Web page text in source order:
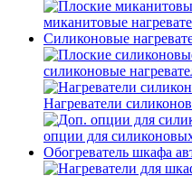
миканитовые
Силиконовые
силиконовые
Нагреватели
опции для
Обогреватель шкафа